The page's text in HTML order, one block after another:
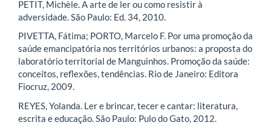
PETIT, Michèle. A arte de ler ou como resistir à
adversidade. São Paulo: Ed. 34, 2010.
PIVETTA, Fátima; PORTO, Marcelo F. Por uma promoção da
saúde emancipatória nos territórios urbanos: a proposta do
laboratório territorial de Manguinhos. Promoção da saúde:
conceitos, reflexões, tendências. Rio de Janeiro: Editora
Fiocruz, 2009.
REYES, Yolanda. Ler e brincar, tecer e cantar: literatura,
escrita e educação. São Paulo: Pulo do Gato, 2012.